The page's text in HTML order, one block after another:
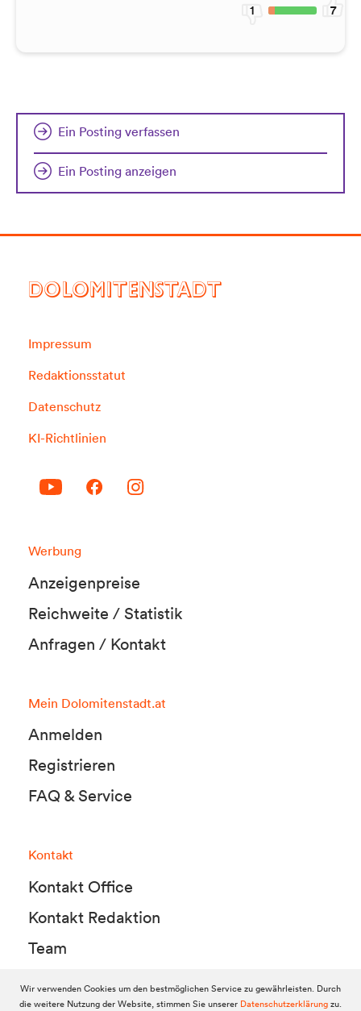
1 7
Ein Posting verfassen
Ein Posting anzeigen
DOLOMITENSTADT
Impressum
Redaktionsstatut
Datenschutz
KI-Richtlinien
Werbung
Anzeigenpreise
Reichweite / Statistik
Anfragen / Kontakt
Mein Dolomitenstadt.at
Anmelden
Registrieren
FAQ & Service
Kontakt
Kontakt Office
Kontakt Redaktion
Team
Wir verwenden Cookies um den bestmöglichen Service zu gewährleisten. Durch
die weitere Nutzung der Website, stimmen Sie unserer Datenschutzerklärungzu.